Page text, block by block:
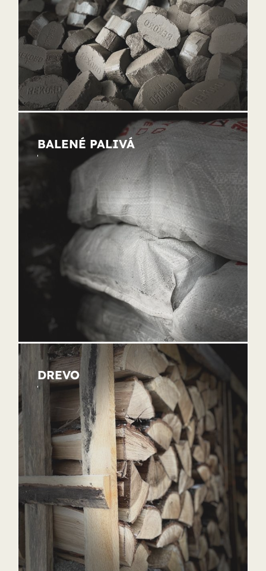
BALENÉ PALIVÁ
DREVO